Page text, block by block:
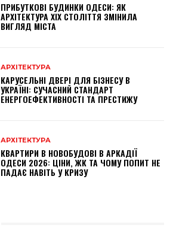
ПРИБУТКОВІ БУДИНКИ ОДЕСИ: ЯК
АРХІТЕКТУРА XIX СТОЛІТТЯ ЗМІНИЛА
ВИГЛЯД МІСТА
АРХІТЕКТУРА
КАРУСЕЛЬНІ ДВЕРІ ДЛЯ БІЗНЕСУ В
УКРАЇНІ: СУЧАСНИЙ СТАНДАРТ
ЕНЕРГОЕФЕКТИВНОСТІ ТА ПРЕСТИЖУ
АРХІТЕКТУРА
КВАРТИРИ В НОВОБУДОВІ В АРКАДІЇ
ОДЕСИ 2026: ЦІНИ, ЖК ТА ЧОМУ ПОПИТ НЕ
ПАДАЄ НАВІТЬ У КРИЗУ